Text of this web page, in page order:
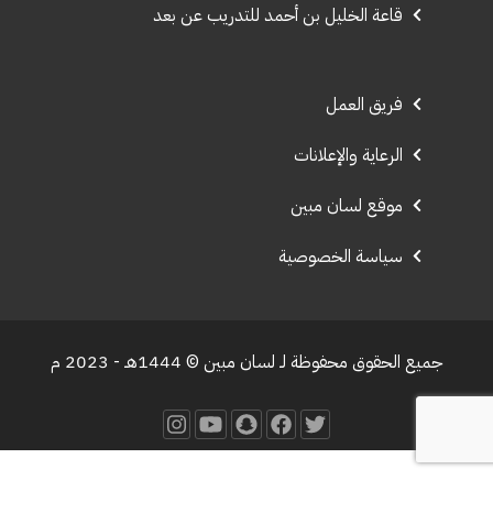
قاعة الخليل بن أحمد للتدريب عن بعد
فريق العمل
الرعاية والإعلانات
موقع لسان مبين
سياسة الخصوصية
جميع الحقوق محفوظة لـ لسان مبين © 1444هـ - 2023 م